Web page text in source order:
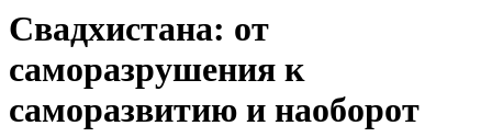
Свадхистана: от
саморазрушения к
саморазвитию и наоборот